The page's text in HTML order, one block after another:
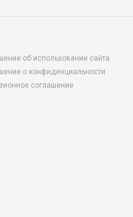
об использовании сайта
о конфиденциальности
соглашение